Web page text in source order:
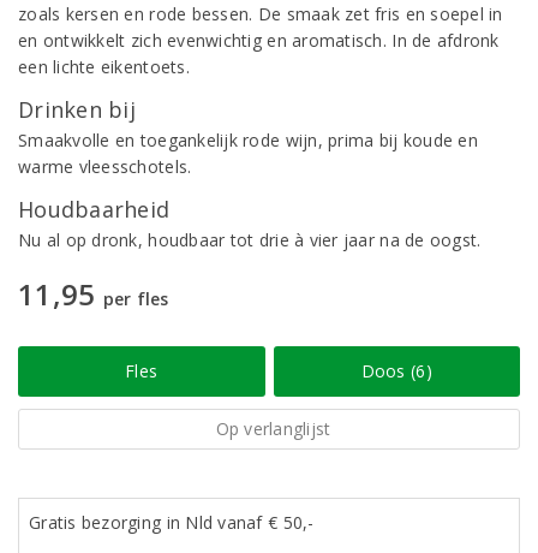
zoals kersen en rode bessen. De smaak zet fris en soepel in
en ontwikkelt zich evenwichtig en aromatisch. In de afdronk
een lichte eikentoets.
Drinken bij
Smaakvolle en toegankelijk rode wijn, prima bij koude en
warme vleesschotels.
Houdbaarheid
Nu al op dronk, houdbaar tot drie à vier jaar na de oogst.
11,95 per fles
Fles Doos (6)
Op verlanglijst
Gratis bezorging in Nld vanaf € 50,-